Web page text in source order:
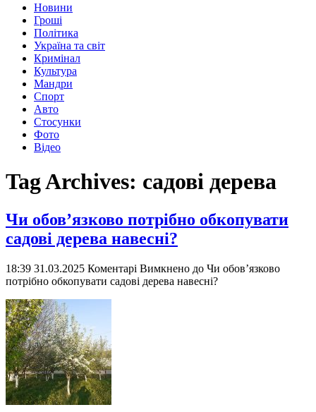
Новини
Гроші
Політика
Україна та світ
Кримінал
Культура
Мандри
Спорт
Авто
Стосунки
Фото
Відео
Tag Archives: садові дерева
Чи обов’язково потрібно обкопувати
садові дерева навесні?
18:39 31.03.2025 Коментарі Вимкнено до Чи обов’язково
потрібно обкопувати садові дерева навесні?